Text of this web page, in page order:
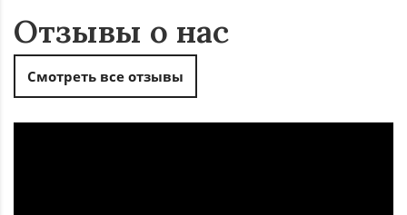
Отзывы о нас
Смотреть все отзывы